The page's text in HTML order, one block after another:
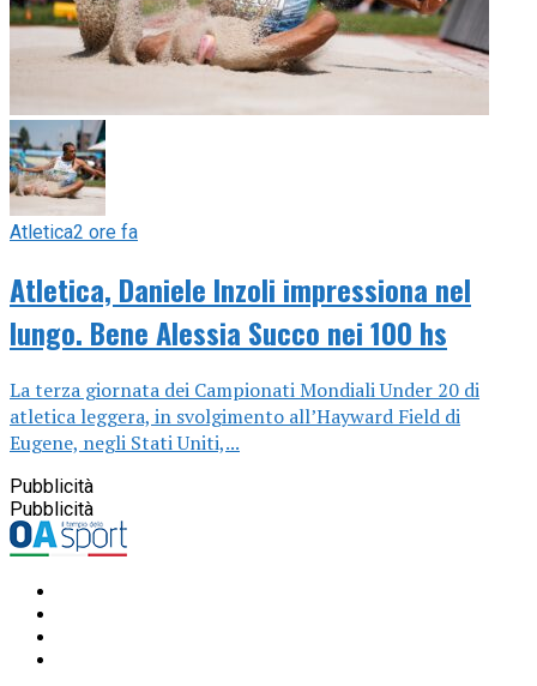
Atletica2 ore fa
Atletica, Daniele Inzoli impressiona nel
lungo. Bene Alessia Succo nei 100 hs
La terza giornata dei Campionati Mondiali Under 20 di
atletica leggera, in svolgimento all’Hayward Field di
Eugene, negli Stati Uniti,...
Pubblicità
Pubblicità